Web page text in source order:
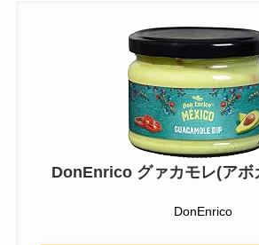
DonEnrico グァカモレ(アボ
DonEnrico